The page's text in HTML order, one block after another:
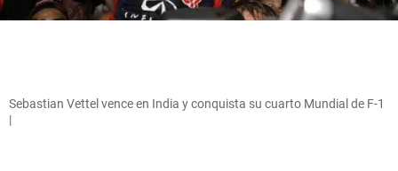
Sebastian Vettel vence en India y conquista su cuarto Mundial de F-1
|